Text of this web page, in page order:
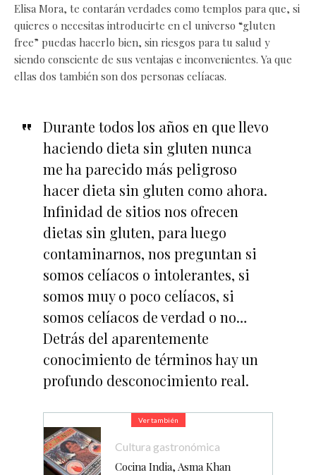
Elisa Mora, te contarán verdades como templos para que, si
quieres o necesitas introducirte en el universo “gluten
free” puedas hacerlo bien, sin riesgos para tu salud y
siendo consciente de sus ventajas e inconvenientes. Ya que
ellas dos también son dos personas celíacas.
Durante todos los años en que llevo
haciendo dieta sin gluten nunca
me ha parecido más peligroso
hacer dieta sin gluten como ahora.
Infinidad de sitios nos ofrecen
dietas sin gluten, para luego
contaminarnos, nos preguntan si
somos celíacos o intolerantes, si
somos muy o poco celíacos, si
somos celíacos de verdad o no…
Detrás del aparentemente
conocimiento de términos hay un
profundo desconocimiento real.
Ver también
Cultura gastronómica
Cocina India, Asma Khan